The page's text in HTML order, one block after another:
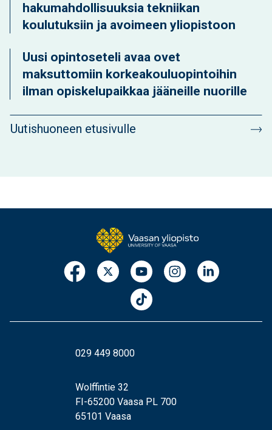
hakumahdollisuuksia tekniikan
koulutuksiin ja avoimeen yliopistoon
Uusi opintoseteli avaa ovet
maksuttomiin korkeakouluopintoihin
ilman opiskelupaikkaa jääneille nuorille
Uutishuoneen etusivulle
029 449 8000
Wolffintie 32
FI-65200 Vaasa PL 700
65101 Vaasa